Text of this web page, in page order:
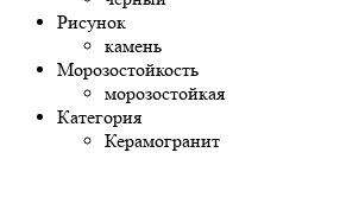
Рисунок
камень
Морозостойкость
морозостойкая
Категория
Керамогранит